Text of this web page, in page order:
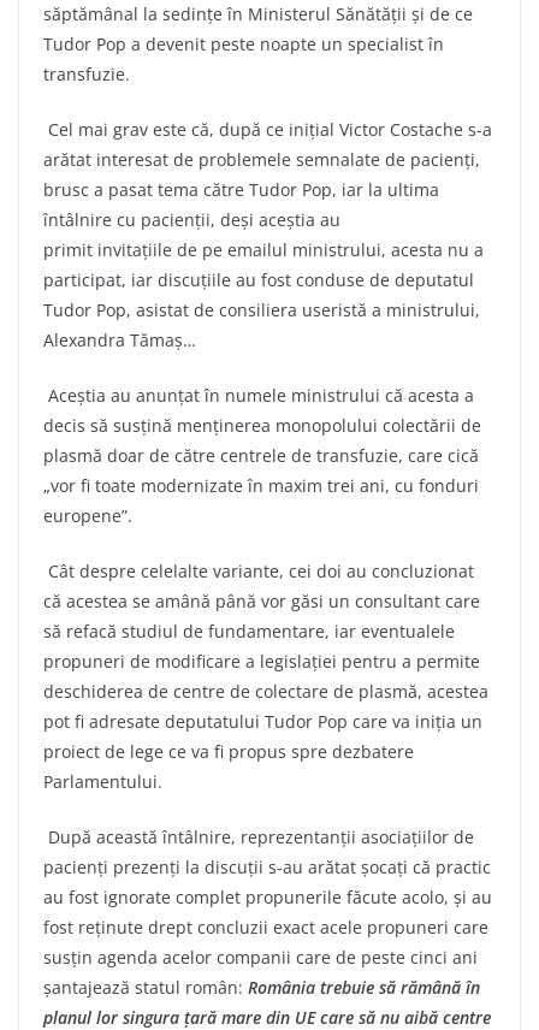
săptămânal la sedințe în Ministerul Sănătății și de ce
Tudor Pop a devenit peste noapte un specialist în
transfuzie.
Cel mai grav este că, după ce inițial Victor Costache s-a
arătat interesat de problemele semnalate de pacienți,
brusc a pasat tema către Tudor Pop, iar la ultima
întâlnire cu pacienții, deși aceștia au
primit invitațiile de pe emailul ministrului, acesta nu a
participat, iar discuțiile au fost conduse de deputatul
Tudor Pop, asistat de consiliera useristă a ministrului,
Alexandra Tămaș…
Aceștia au anunțat în numele ministrului că acesta a
decis să susțină menținerea monopolului colectării de
plasmă doar de către centrele de transfuzie, care cică
„vor fi toate modernizate în maxim trei ani, cu fonduri
europene”.
Cât despre celelalte variante, cei doi au concluzionat
că acestea se amână până vor găsi un consultant care
să refacă studiul de fundamentare, iar eventualele
propuneri de modificare a legislației pentru a permite
deschiderea de centre de colectare de plasmă, acestea
pot fi adresate deputatului Tudor Pop care va iniția un
proiect de lege ce va fi propus spre dezbatere
Parlamentului.
După această întâlnire, reprezentanții asociațiilor de
pacienți prezenți la discuții s-au arătat șocați că practic
au fost ignorate complet propunerile făcute acolo, și au
fost reținute drept concluzii exact acele propuneri care
susțin agenda acelor companii care de peste cinci ani
șantajează statul român: România trebuie să rămână în
planul lor singura țară mare din UE care să nu aibă centre